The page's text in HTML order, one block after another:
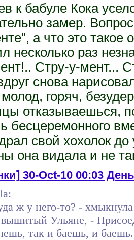
к бабуле Кока
замер.
а что это
несколько раз
Стру-у-мент...
снова
горяч,
отказываешься,
бесцеремонного
свой хохолок
она видала и не
30-Oct-10 00:03
ж у него-то? -
Ульяне, -
так и баешь, и